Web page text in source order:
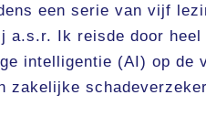
een serie van vijf
a.s.r. Ik reisde door
intelligentie (AI) op de
zakelijke